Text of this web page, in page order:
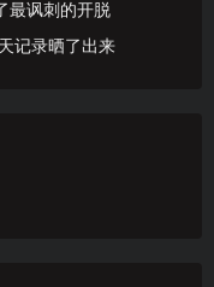
最讽刺的开脱
记录晒了出来